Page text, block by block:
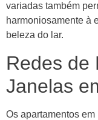
variadas também
harmoniosamente à
beleza do lar.
Redes de
Janelas
Os apartamentos